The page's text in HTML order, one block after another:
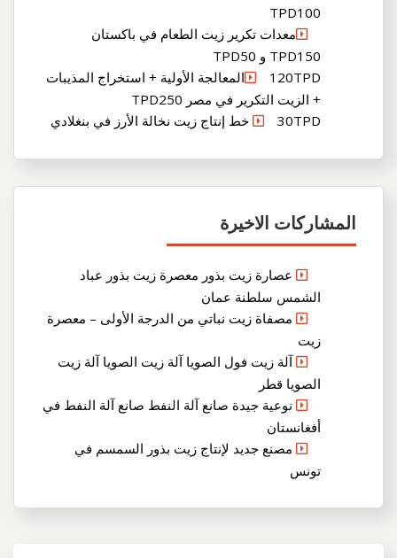
TPD100
معدات تكرير زيت الطعام في باكستان
TPD150 و TPD50
120TPDالمعالجة الأولية + استخراج المذيبات
+ الزيت التكرير في مصر TPD250
30TPD خط إنتاج زيت نخالة الأرز في بنغلادي
المشاركات الاخيرة
عصارة زيت بذور معصرة زيت بذور عباد
الشمس سلطنة عمان
مصفاة زيت نباتي من الدرجة الأولى – معصرة
زيت
آلة زيت فول الصويا آلة زيت الصويا آلة زيت
الصويا قطر
نوعية جيدة صانع آلة النفط صانع آلة النفط في
أفغانستان
مصنع جديد لإنتاج زيت بذور السمسم في
تونس